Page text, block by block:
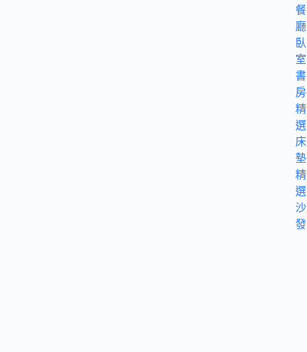
餐
廳
臥
室
書
房
精
選
床
墊
精
選
沙
發